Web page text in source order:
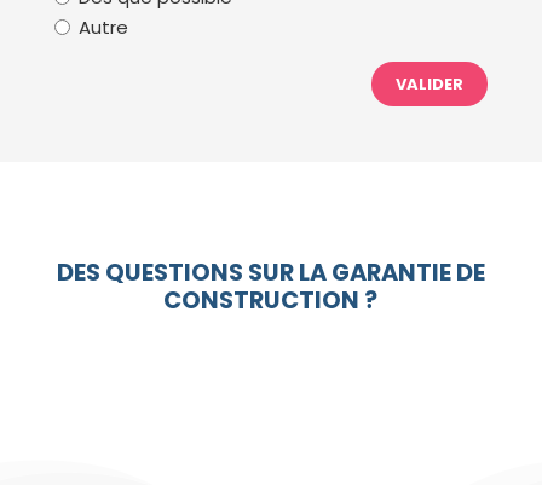
disponibilité
Autre
DES QUESTIONS SUR LA GARANTIE DE
CONSTRUCTION ?